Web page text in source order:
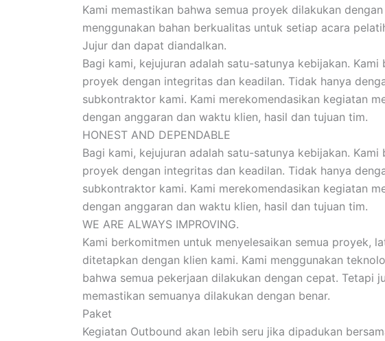
Kami memastikan bahwa semua proyek dilakukan
menggunakan bahan berkualitas untuk setiap acara
Jujur dan dapat diandalkan.
Bagi kami, kejujuran adalah satu-satunya kebijakan. Kami
proyek dengan integritas dan keadilan. Tidak hanya
subkontraktor kami. Kami merekomendasikan kegiatan
dengan anggaran dan waktu klien, hasil dan tujuan tim.
HONEST AND DEPENDABLE
Bagi kami, kejujuran adalah satu-satunya kebijakan. Kami
proyek dengan integritas dan keadilan. Tidak hanya
subkontraktor kami. Kami merekomendasikan kegiatan
dengan anggaran dan waktu klien, hasil dan tujuan tim.
WE ARE ALWAYS IMPROVING.
Kami berkomitmen untuk menyelesaikan semua proyek,
ditetapkan dengan klien kami. Kami menggunakan
bahwa semua pekerjaan dilakukan dengan cepat. Tetapi
memastikan semuanya dilakukan dengan benar.
Paket
Kegiatan Outbound akan lebih seru jika dipadukan